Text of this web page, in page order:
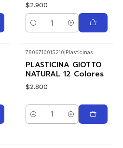
$2.900
Cantidad
7806710015210 Plasticinas
PLASTICINA GIOTTO
NATURAL 12 Colores
$2.800
Cantidad